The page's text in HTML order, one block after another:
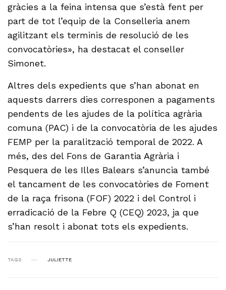
gràcies a la feina intensa que s’està fent per
part de tot l’equip de la Conselleria anem
agilitzant els terminis de resolució de les
convocatòries», ha destacat el conseller
Simonet.
Altres dels expedients que s’han abonat en
aquests darrers dies corresponen a pagaments
pendents de les ajudes de la política agrària
comuna (PAC) i de la convocatòria de les ajudes
FEMP per la paralització temporal de 2022. A
més, des del Fons de Garantia Agrària i
Pesquera de les Illes Balears s’anuncia també
el tancament de les convocatòries de Foment
de la raça frisona (FOF) 2022 i del Control i
erradicació de la Febre Q (CEQ) 2023, ja que
s’han resolt i abonat tots els expedients.
TAGS JULIETTE